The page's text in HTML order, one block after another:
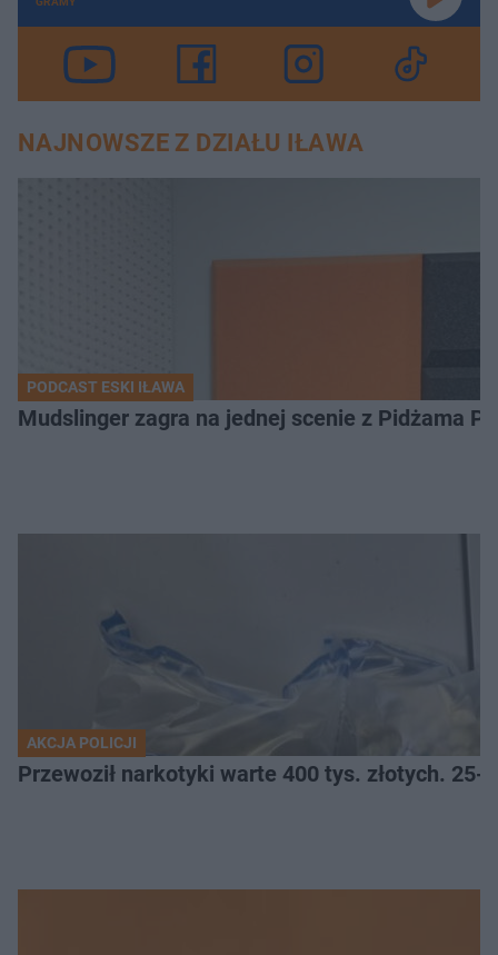
NAJNOWSZE Z DZIAŁU IŁAWA
PODCAST ESKI IŁAWA
Mudslinger zagra na jednej scenie z Pidżama
AKCJA POLICJI
Przewoził narkotyki warte 400 tys. złotych.